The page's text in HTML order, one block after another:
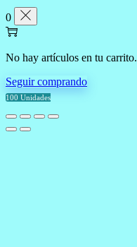
0
No hay artículos en tu carrito.
Seguir comprando
100 Unidades